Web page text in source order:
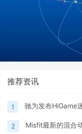
推荐资讯
1 驰为发布HiGame
2 Misfit最新的混合